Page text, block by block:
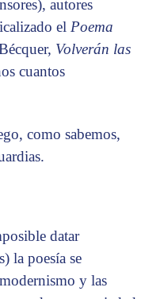
autores
el Poema
Volverán las
cuantos
como sabemos,
datar
la poesía se
y las